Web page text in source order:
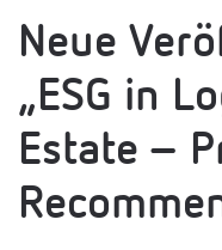
Neue
„ESG in
Estate –